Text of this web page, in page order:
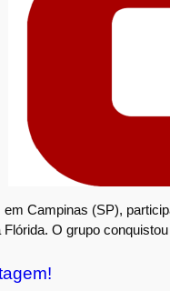
Campinas (SP),
O grupo